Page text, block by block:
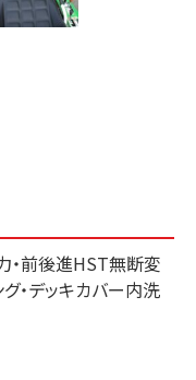
・前後進HST無断変
・デッキカバー内洗
消耗品は交換済みで